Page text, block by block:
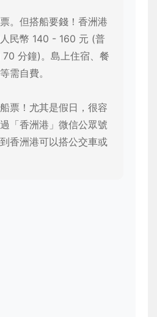
。但搭船要錢！香洲港
民幣 140 - 160 元 (普
分鐘)。島上住宿、餐
需自費。
票！尤其是假日，很容
「香洲港」微信公眾號
香洲港可以搭公交車或